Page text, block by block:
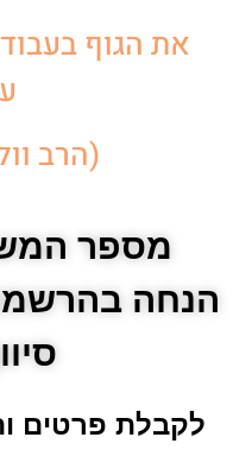
את הגוף
(הרב
מספר
הנחה
סיוון
לקבלת פרטים